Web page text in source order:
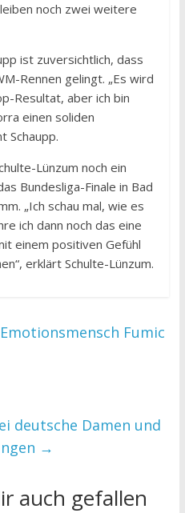
noch zwei weitere
ist zuversichtlich, dass
Rennen gelingt. „Es wird
Resultat, aber ich bin
einen soliden
Schaupp.
Lünzum noch ein
Bundesliga-Finale in Bad
„Ich schau mal, wie es
ich dann noch das eine
einem positiven Gefühl
erklärt Schulte-Lünzum.
Fumic
deutsche Damen und
→
auch gefallen